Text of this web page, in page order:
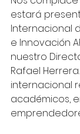
estará
Internacional
e Innovación
nuestro
Rafael
internacional
académicos,